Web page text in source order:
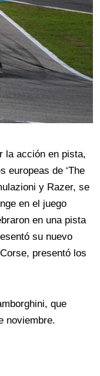
la acción en pista,
europeas de ‘The
y Razer, se
en el juego
en una pista
su nuevo
presentó los
que
noviembre.